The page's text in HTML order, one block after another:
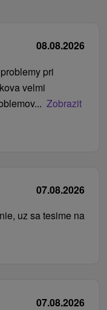
08.08.2026
pri
velmi
Zobrazit
07.08.2026
uz sa tesime na
07.08.2026